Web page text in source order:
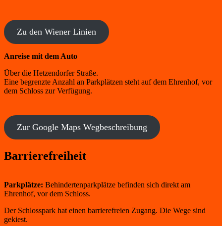
Zu den Wiener Linien
Anreise mit dem Auto
Über die Hetzendorfer Straße.
Eine begrenzte Anzahl an Parkplätzen steht auf dem Ehrenhof, vor
dem Schloss zur Verfügung.
Zur Google Maps Wegbeschreibung
Barrierefreiheit
Parkplätze: Behindertenparkplätze befinden sich direkt am
Ehrenhof, vor dem Schloss.
Der Schlosspark hat einen barrierefreien Zugang. Die Wege sind
gekiest.